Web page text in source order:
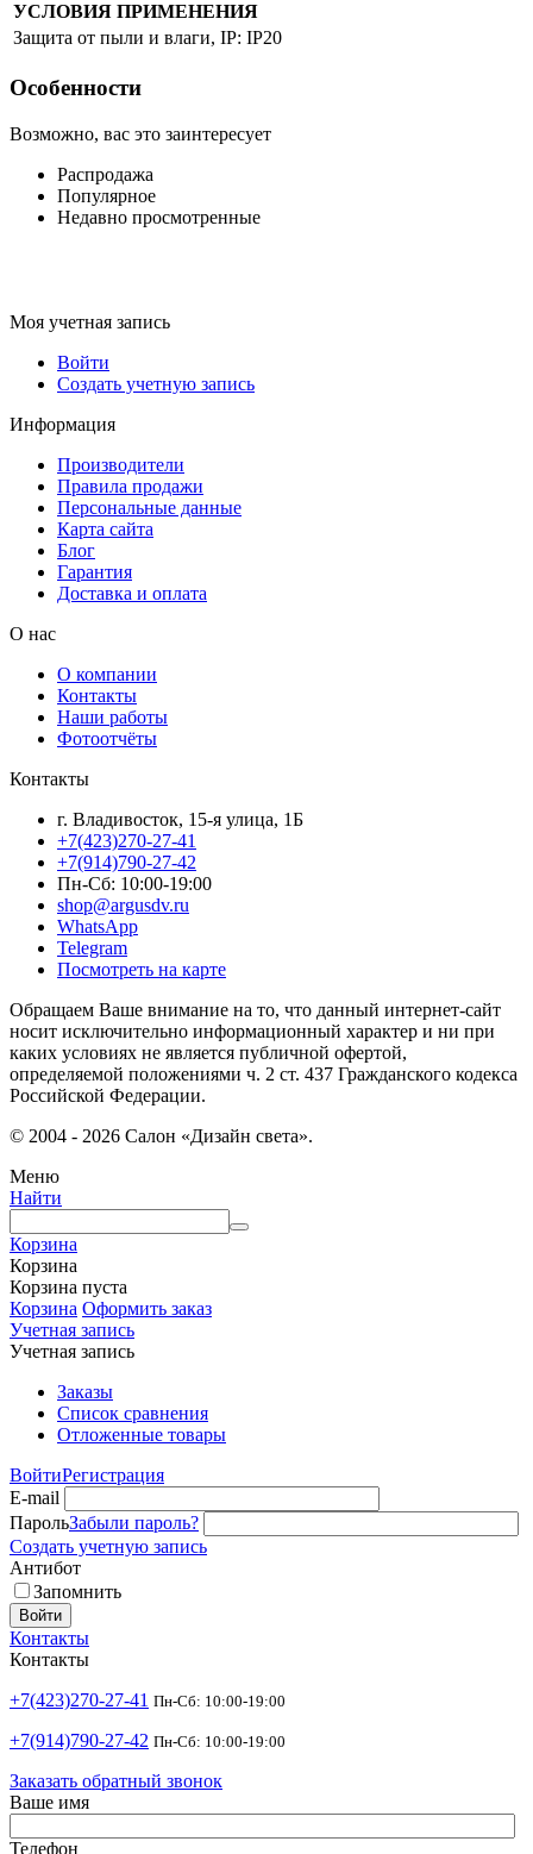
УСЛОВИЯ ПРИМЕНЕНИЯ
Защита от пыли и влаги, IP: IP20
Особенности
Возможно, вас это заинтересует
Распродажа
Популярное
Недавно просмотренные
Моя учетная запись
Войти
Создать учетную запись
Информация
Производители
Правила продажи
Персональные данные
Карта сайта
Блог
Гарантия
Доставка и оплата
О нас
О компании
Контакты
Наши работы
Фотоотчёты
Контакты
г. Владивосток, 15-я улица, 1Б
+7(423)270-27-41
+7(914)790-27-42
Пн-Сб: 10:00-19:00
shop@argusdv.ru
WhatsApp
Telegram
Посмотреть на карте
Обращаем Ваше внимание на то, что данный интернет-сайт
носит исключительно информационный характер и ни при
каких условиях не является публичной офертой,
определяемой положениями ч. 2 ст. 437 Гражданского кодекса
Российской Федерации.
© 2004 - 2026 Салон «Дизайн света».
Меню
Найти
Корзина
Корзина
Корзина пуста
Корзина Оформить заказ
Учетная запись
Учетная запись
Заказы
Список сравнения
Отложенные товары
ВойтиРегистрация
E-mail
ПарольЗабыли пароль?
Создать учетную запись
Антибот
Запомнить
Войти
Контакты
Контакты
+7(423)270-27-41 Пн-Сб: 10:00-19:00
+7(914)790-27-42 Пн-Сб: 10:00-19:00
Заказать обратный звонок
Ваше имя
Телефон